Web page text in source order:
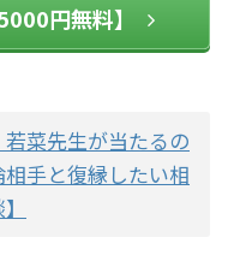
円無料】
若菜先生が当たるの
手と復縁したい相